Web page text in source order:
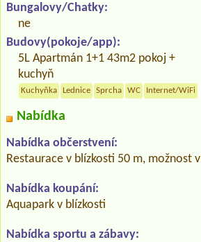
Bungalovy/Chatky:
ne
Budovy(pokoje/app):
5L Apartmán 1+1 43m2 pokoj +
kuchyň
Kuchyňka Lednice Sprcha WC Internet/WiFi
Nabídka
Nabídka občerstvení:
Restaurace v blízkosti 50 m, možnost
Nabídka koupání:
Aquapark v blízkosti
Nabídka sportu a zábavy: